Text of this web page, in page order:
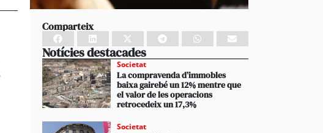
Comparteix
Notícies destacades
Societat
La compravenda d’immobles
baixa gairebé un 12% mentre que
el valor de les operacions
retrocedeix un 17,3%
Societat